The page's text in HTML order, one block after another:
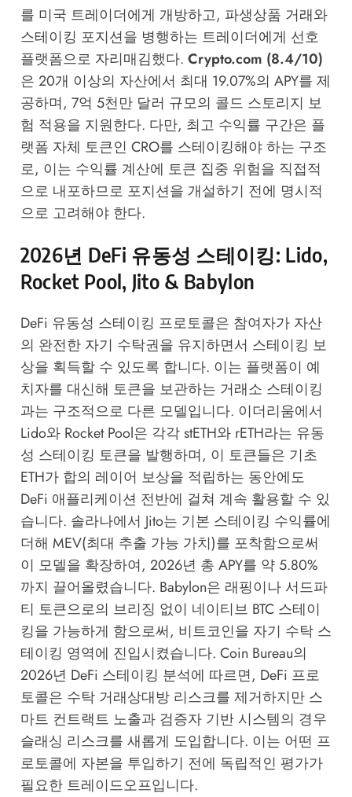
를 미국 트레이더에게 개방하고, 파생상품 거래와
스테이킹 포지션을 병행하는 트레이더에게 선호
플랫폼으로 자리매김했다. Crypto.com (8.4/10)
은 20개 이상의 자산에서 최대 19.07%의 APY를 제
공하며, 7억 5천만 달러 규모의 콜드 스토리지 보
험 적용을 지원한다. 다만, 최고 수익률 구간은 플
랫폼 자체 토큰인 CRO를 스테이킹해야 하는 구조
로, 이는 수익률 계산에 토큰 집중 위험을 직접적
으로 내포하므로 포지션을 개설하기 전에 명시적
으로 고려해야 한다.
2026년 DeFi 유동성 스테이킹: Lido,
Rocket Pool, Jito & Babylon
DeFi 유동성 스테이킹 프로토콜은 참여자가 자산
의 완전한 자기 수탁권을 유지하면서 스테이킹 보
상을 획득할 수 있도록 합니다. 이는 플랫폼이 예
치자를 대신해 토큰을 보관하는 거래소 스테이킹
과는 구조적으로 다른 모델입니다. 이더리움에서
Lido와 Rocket Pool은 각각 stETH와 rETH라는 유동
성 스테이킹 토큰을 발행하며, 이 토큰들은 기초
ETH가 합의 레이어 보상을 적립하는 동안에도
DeFi 애플리케이션 전반에 걸쳐 계속 활용할 수 있
습니다. 솔라나에서 Jito는 기본 스테이킹 수익률에
더해 MEV(최대 추출 가능 가치)를 포착함으로써
이 모델을 확장하여, 2026년 총 APY를 약 5.80%
까지 끌어올렸습니다. Babylon은 래핑이나 서드파
티 토큰으로의 브리징 없이 네이티브 BTC 스테이
킹을 가능하게 함으로써, 비트코인을 자기 수탁 스
테이킹 영역에 진입시켰습니다. Coin Bureau의
2026년 DeFi 스테이킹 분석에 따르면, DeFi 프로
토콜은 수탁 거래상대방 리스크를 제거하지만 스
마트 컨트랙트 노출과 검증자 기반 시스템의 경우
슬래싱 리스크를 새롭게 도입합니다. 이는 어떤 프
로토콜에 자본을 투입하기 전에 독립적인 평가가
필요한 트레이드오프입니다.